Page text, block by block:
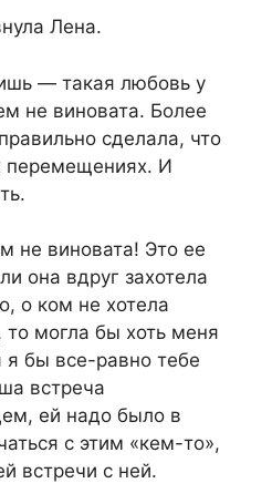
Лена.
— такая любовь у
не виновата. Более
сделала, что
перемещениях. И
не виновата! Это ее
она вдруг захотела
о ком не хотела
могла бы хоть меня
я бы все-равно тебе
встреча
ей надо было в
с этим «кем-то»,
встречи с ней.